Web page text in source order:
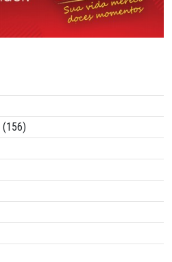
(156)